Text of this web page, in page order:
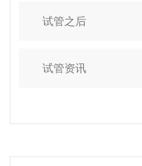
试管之后
试管资讯